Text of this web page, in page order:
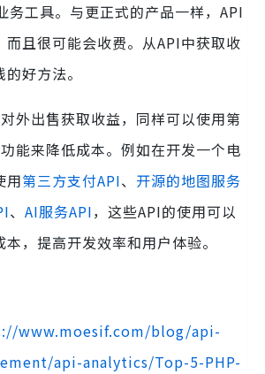
务工具。与更正式的产品一样，API
而且很可能会收费。从API中获取收
好方法。
外出售获取收益，同样可以使用第
能来降低成本。例如在开发一个电
用第三方支付API、 开源的地图服务
、 AI服务API，这些API的使用可以
，提高开发效率和用户体验。
www.moesif.com/blog/api-
api-analytics/Top-5-PHP-